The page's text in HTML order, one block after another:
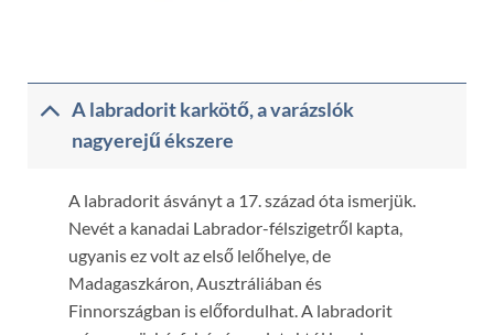
A labradorit karkötő, a varázslók
nagyerejű ékszere
A labradorit ásványt a 17. század óta ismerjük.
Nevét a kanadai Labrador-félszigetről kapta,
ugyanis ez volt az első lelőhelye, de
Madagaszkáron, Ausztráliában és
Finnországban is előfordulhat. A labradorit